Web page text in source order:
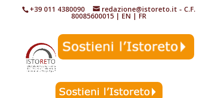
+39 011 4380090 redazione@istoreto.it - C.F.
80085600015 | EN |FR